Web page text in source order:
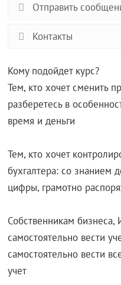
Отправить
Контакты
Кому подойдет курс?
Тем, кто хочет сменить
разберетесь в
время и деньги
Тем, кто хочет
бухгалтера: со знанием
цифры, грамотно
Собственникам бизнеса,
самостоятельно вести
самостоятельно вести
учет